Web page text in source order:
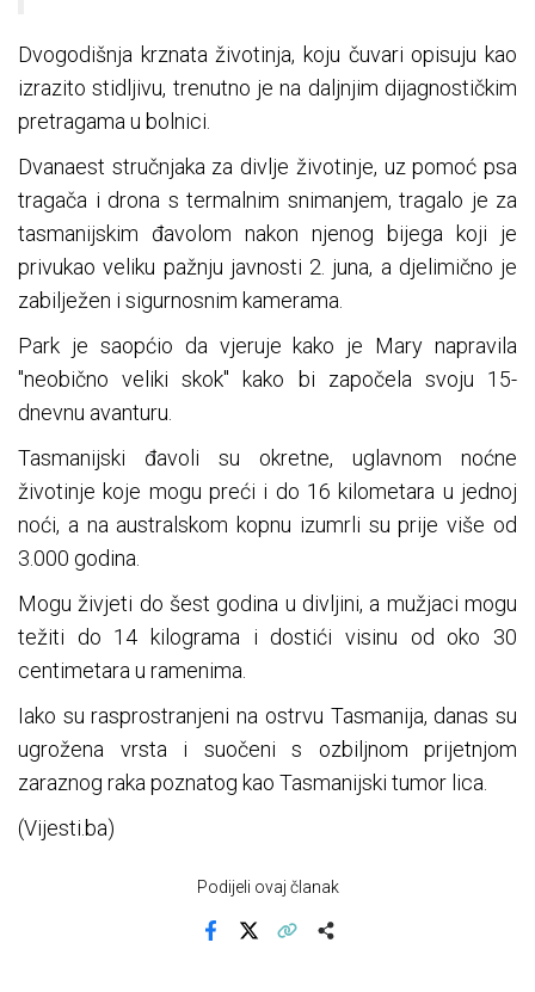
Dvogodišnja krznata životinja, koju čuvari opisuju kao
izrazito stidljivu, trenutno je na daljnjim dijagnostičkim
pretragama u bolnici.
Dvanaest stručnjaka za divlje životinje, uz pomoć psa
tragača i drona s termalnim snimanjem, tragalo je za
tasmanijskim đavolom nakon njenog bijega koji je
privukao veliku pažnju javnosti 2. juna, a djelimično je
zabilježen i sigurnosnim kamerama.
Park je saopćio da vjeruje kako je Mary napravila
"neobično veliki skok" kako bi započela svoju 15-
dnevnu avanturu.
Tasmanijski đavoli su okretne, uglavnom noćne
životinje koje mogu preći i do 16 kilometara u jednoj
noći, a na australskom kopnu izumrli su prije više od
3.000 godina.
Mogu živjeti do šest godina u divljini, a mužjaci mogu
težiti do 14 kilograma i dostići visinu od oko 30
centimetara u ramenima.
Iako su rasprostranjeni na ostrvu Tasmanija, danas su
ugrožena vrsta i suočeni s ozbiljnom prijetnjom
zaraznog raka poznatog kao Tasmanijski tumor lica.
(Vijesti.ba)
Podijeli ovaj članak